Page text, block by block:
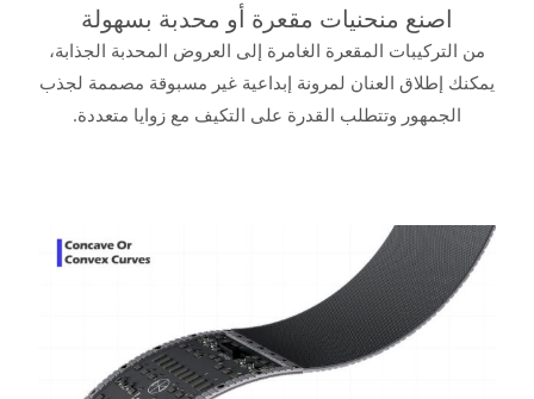
اصنع منحنيات مقعرة أو محدبة بسهولة
من التركيبات المقعرة الغامرة إلى العروض المحدبة الجذابة،
يمكنك إطلاق العنان لمرونة إبداعية غير مسبوقة مصممة لجذب
الجمهور وتتطلب القدرة على التكيف مع زوايا متعددة.